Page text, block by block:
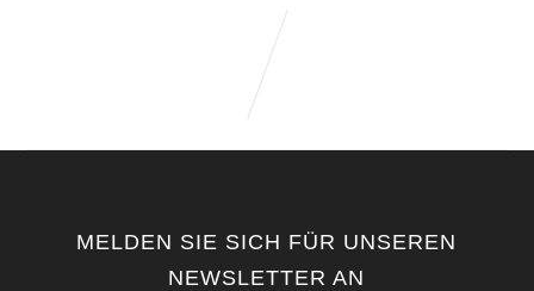
MELDEN SIE SICH FÜR UNSEREN
NEWSLETTER AN